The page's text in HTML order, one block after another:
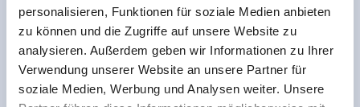
personalisieren, Funktionen für soziale Medien anbieten
zu können und die Zugriffe auf unsere Website zu
analysieren. Außerdem geben wir Informationen zu Ihrer
Verwendung unserer Website an unsere Partner für
soziale Medien, Werbung und Analysen weiter. Unsere